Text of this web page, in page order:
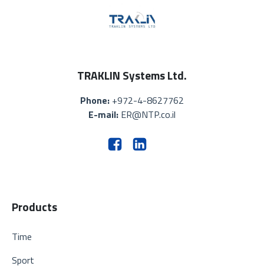
TRAKLIN Systems Ltd.
Phone: +972-4-8627762
E-mail: ER@NTP.co.il
Products
Time
Sport